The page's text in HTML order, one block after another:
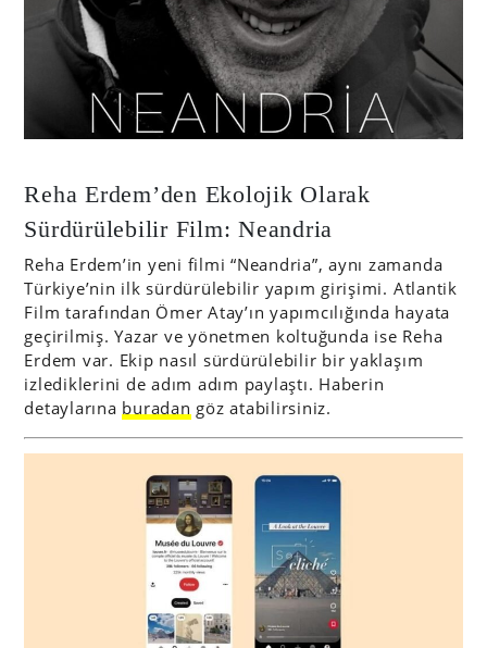
Reha Erdem’den Ekolojik Olarak
Sürdürülebilir Film: Neandria
Reha Erdem’in yeni filmi “Neandria”, aynı zamanda
Türkiye’nin ilk sürdürülebilir yapım girişimi. Atlantik
Film tarafından Ömer Atay’ın yapımcılığında hayata
geçirilmiş. Yazar ve yönetmen koltuğunda ise Reha
Erdem var. Ekip nasıl sürdürülebilir bir yaklaşım
izlediklerini de adım adım paylaştı. Haberin
detaylarına buradan göz atabilirsiniz.